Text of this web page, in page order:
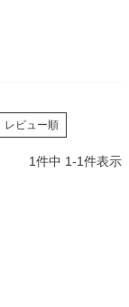
レビュー順
1件中 1-1件表示